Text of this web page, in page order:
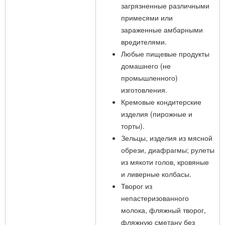
загрязненные различными
примесями или
зараженные амбарными
вредителями.
Любые пищевые продукты
домашнего (не
промышленного)
изготовления.
Кремовые кондитерские
изделия (пирожные и
торты).
Зельцы, изделия из мясной
обрези, диафрагмы; рулеты
из мякоти голов, кровяные
и ливерные колбасы.
Творог из
непастеризованного
молока, фляжный творог,
фляжную сметану без